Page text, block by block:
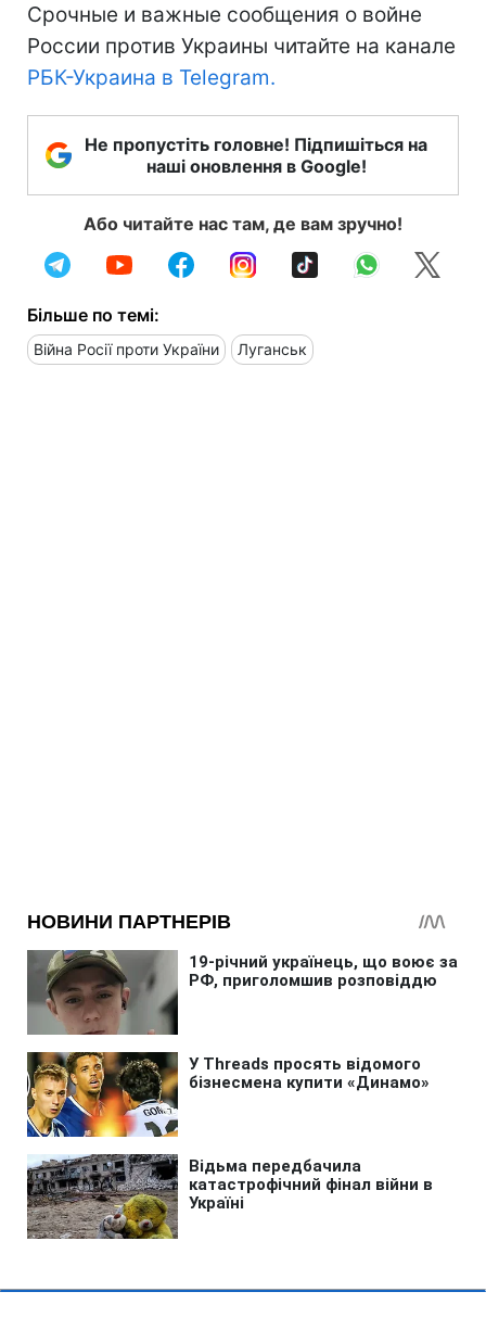
Срочные и важные сообщения о войне
России против Украины читайте на канале
РБК-Украина в Telegram.
Не пропустіть головне! Підпишіться на
наші оновлення в Google!
Або читайте нас там, де вам зручно!
Більше по темі:
Війна Росії проти України Луганськ